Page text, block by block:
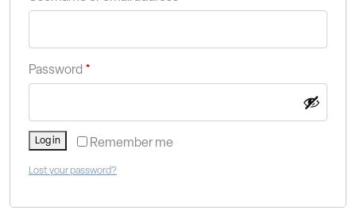
Password *
Remember me
Log in
Lost your password?